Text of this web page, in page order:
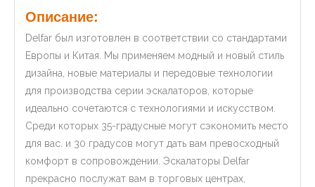
Описание:
Delfar был изготовлен в соответствии со стандартами
Европы и Китая. Мы применяем модный и новый стиль
дизайна, новые материалы и передовые технологии
для производства серии эскалаторов, которые
идеально сочетаются с технологиями и искусством.
Среди которых 35-градусные могут сэкономить место
для вас. и 30 градусов могут дать вам превосходный
комфорт в сопровождении. Эскалаторы Delfar
прекрасно послужат вам в торговых центрах,